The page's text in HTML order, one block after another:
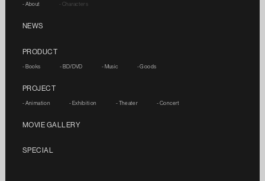
- About - Characters
NEWS
PRODUCT
- Books - BD/DVD - Music - Goods
PROJECT
- Animation - Exhibition - Theater - Concert
MOVIE GALLERY
SPECIAL